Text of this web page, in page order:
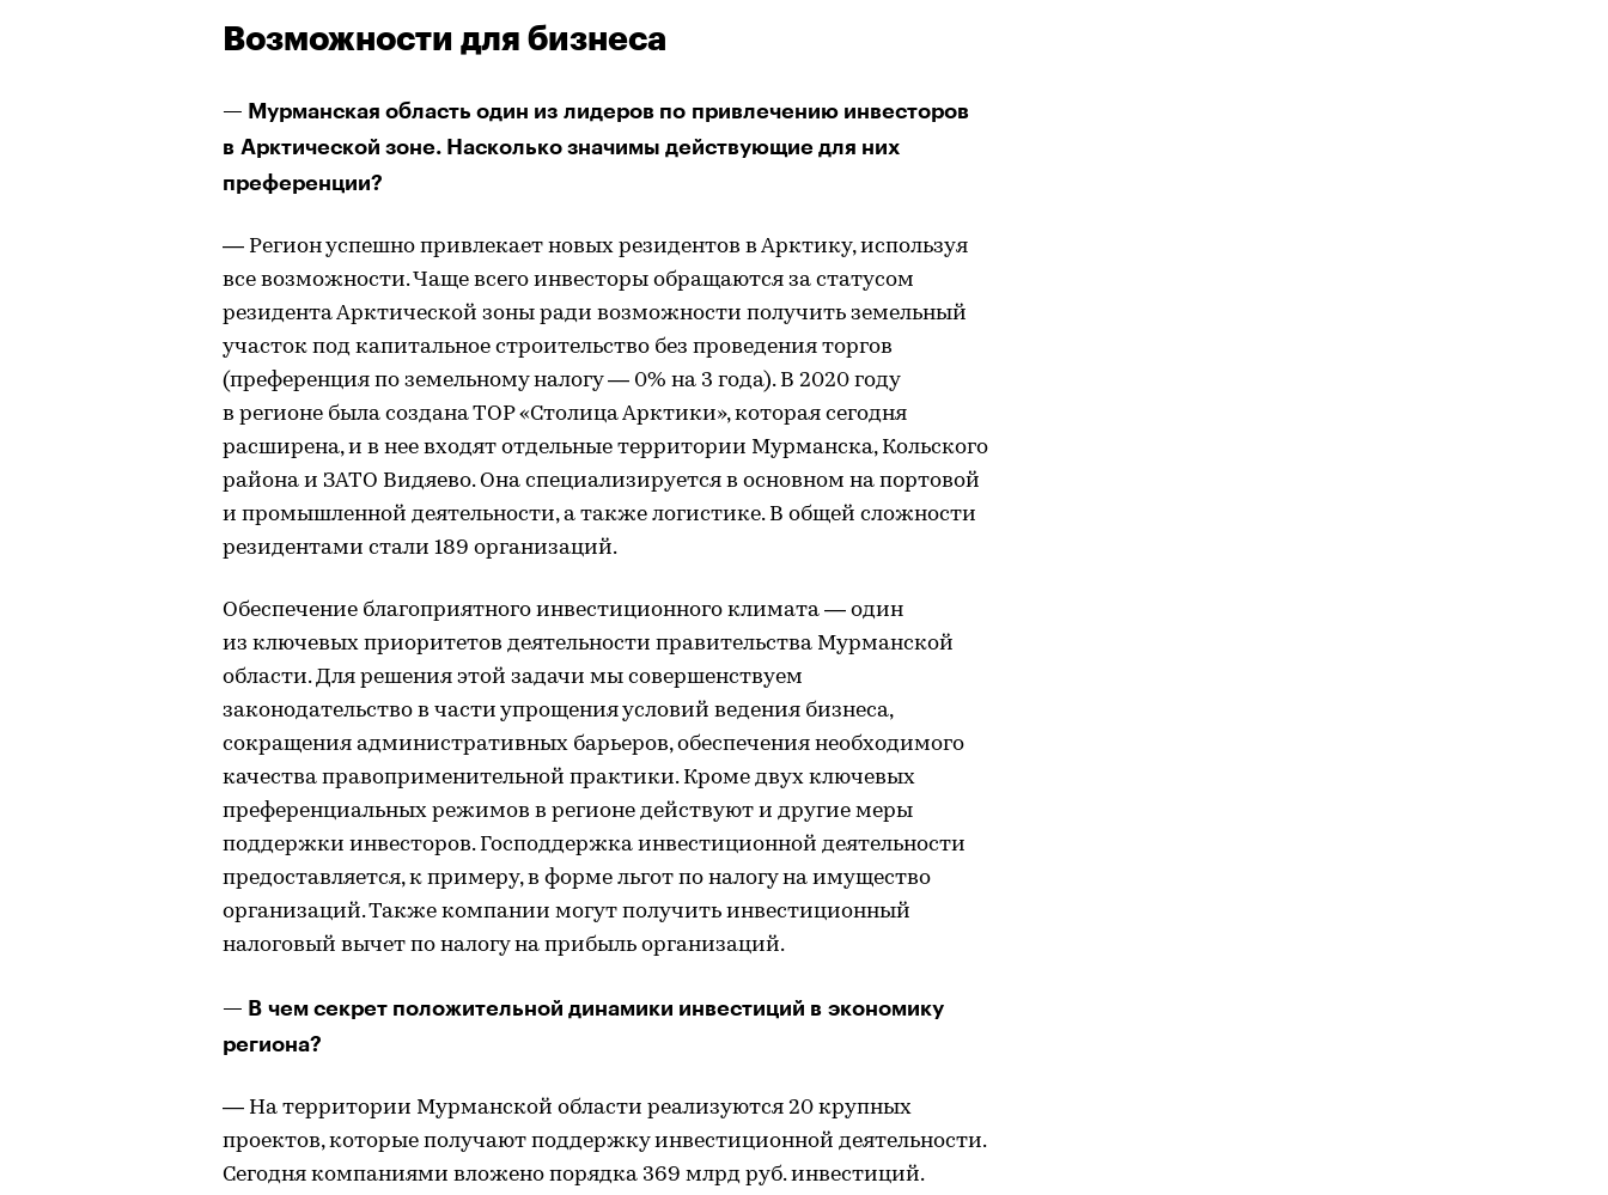
Возможности для бизнеса
— Мурманская область один из лидеров по привлечению инвесторов
в Арктической зоне. Насколько значимы действующие для них
преференции?
— Регион успешно привлекает новых резидентов в Арктику, используя
все возможности. Чаще всего инвесторы обращаются за статусом
резидента Арктической зоны ради возможности получить земельный
участок под капитальное строительство без проведения торгов
(преференция по земельному налогу — 0% на 3 года). В 2020 году
в регионе была создана ТОР «Столица Арктики», которая сегодня
расширена, и в нее входят отдельные территории Мурманска, Кольского
района и ЗАТО Видяево. Она специализируется в основном на портовой
и промышленной деятельности, а также логистике. В общей сложности
резидентами стали 189 организаций.
Обеспечение благоприятного инвестиционного климата — один
из ключевых приоритетов деятельности правительства Мурманской
области. Для решения этой задачи мы совершенствуем
законодательство в части упрощения условий ведения бизнеса,
сокращения административных барьеров, обеспечения необходимого
качества правоприменительной практики. Кроме двух ключевых
преференциальных режимов в регионе действуют и другие меры
поддержки инвесторов. Господдержка инвестиционной деятельности
предоставляется, к примеру, в форме льгот по налогу на имущество
организаций. Также компании могут получить инвестиционный
налоговый вычет по налогу на прибыль организаций.
— В чем секрет положительной динамики инвестиций в экономику
региона?
— На территории Мурманской области реализуются 20 крупных
проектов, которые получают поддержку инвестиционной деятельности.
Сегодня компаниями вложено порядка 369 млрд руб. инвестиций.